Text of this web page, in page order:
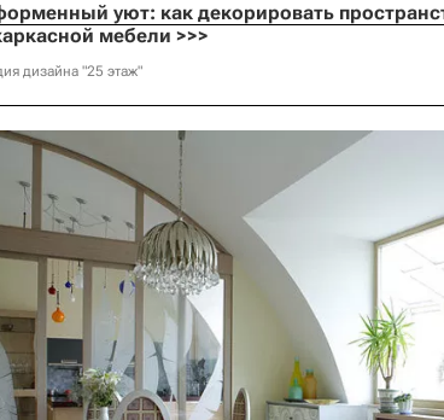
уют: как декорировать
мебели >>>
дизайна "25 этаж"